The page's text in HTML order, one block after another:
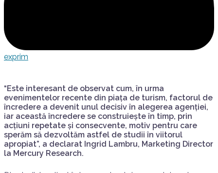
exprim
“Este interesant de observat cum, în urma
evenimentelor recente din piața de turism, factorul de
încredere a devenit unul decisiv în alegerea agenției,
iar această încredere se construiește în timp, prin
acțiuni repetate și consecvente, motiv pentru care
sperăm să dezvoltăm astfel de studii în viitorul
apropiat”, a declarat Ingrid Lambru, Marketing Director
la Mercury Research.